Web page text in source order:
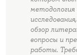
методология
обзор
вопросы и
работы.